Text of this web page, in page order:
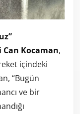
Can Kocaman,
içindeki
“Bugün
ve bir